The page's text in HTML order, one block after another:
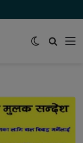
समाचार
Switch